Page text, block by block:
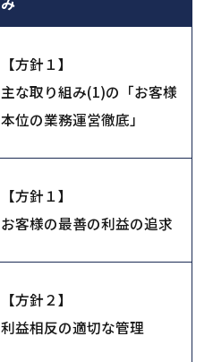
【方針１】
主な取り組み(1)の「お客様
本位の業務運営徹底」
【方針１】
お客様の最善の利益の追求
【方針２】
利益相反の適切な管理